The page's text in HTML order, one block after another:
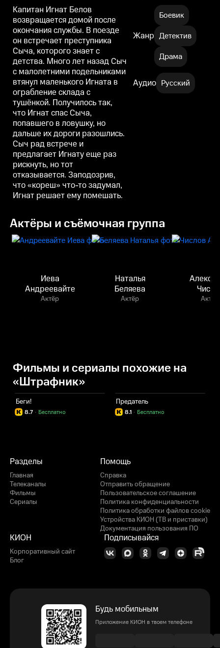
Капитан Игнат Белов
возвращается домой после
окончания службы. В поезде
он встречает преступника
Сыча, которого знает с
детства. Много лет назад Сыч
с малолетними подельниками
втянул маленького Игната в
ограбление склада с
тушёнкой. Получилось так,
что Игнат спас Сыча,
попавшего в ловушку, но
дальше их дороги разошлись.
Сыч рад встрече и
предлагает Игнату еще раз
рискнуть, но тот
отказывается. Заподозрив,
что «кореш» что-то задумал,
Игнат решает ему помешать.
Жанр
Боевик
Детектив
Драма
Аудио Русский
Актёры и съёмочная группа
Иева
Андреевайте
Актёр
Наталья
Беляева
Актёр Актёр
Фильмы и сериалы похожие на
«Штрафник»
Беги!
8.7 Бесплатно
·
Предатель
8.1 Бесплатно
·
Разделы
Главная
Телеканалы
Фильмы
Сериалы
Помощь
Справка
Отправить обращение
Пользовательское соглашение
Политика конфиденциальности
Политика обработки файлов cookie
Устройства КИОН (ТВ и приставки)
Документация пользования ПО
КИОН
Корпоративный сайт
Блог
Подписывайся
Будь мобильным
Приложение КИОН в твоем телефоне